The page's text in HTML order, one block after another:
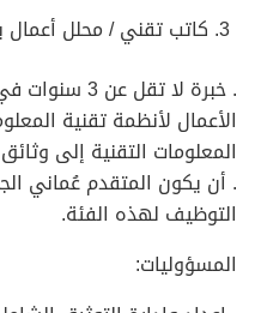
كاتب تقني / محلل أعمال
. خبرة لا تقل
الأعمال لأنظمة تقنية
المعلومات التقنية إلى
. أن يكون المتقدم عُماني
التوظيف لهذه الفئة.
المسؤوليات: